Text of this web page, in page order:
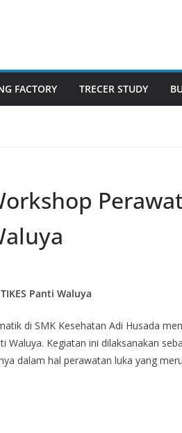
FACTORY TRECER STUDY
Panti Waluya
di SMK Kesehatan Adi Husada
Waluya. Kegiatan ini dilaksanakan
dalam hal perawatan luka yang